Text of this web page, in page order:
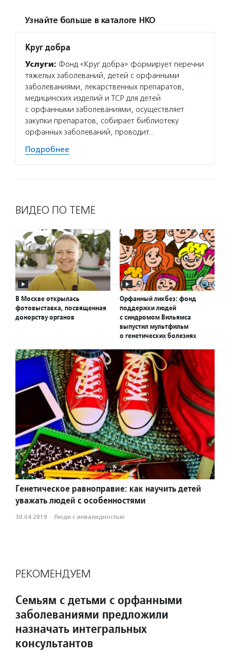
Узнайте больше в каталоге НКО
Круг добра
Услуги: Фонд «Круг добра» формирует перечни
тяжелых заболеваний, детей с орфанными
заболеваниями, лекарственных препаратов,
медицинских изделий и ТСР для детей
с орфанными заболеваниями, осуществляет
закупки препаратов, собирает библиотеку
орфанных заболеваний, проводит…
Подробнее
ВИДЕО ПО ТЕМЕ
В Москве открылась
фотовыставка, посвященная
донорству органов
Орфанный ликбез: фонд
поддержки людей
с синдромом Вильямса
выпустил мультфильм
о генетических болезнях
Генетическое равноправие: как научить детей
уважать людей с особенностями
30.04.2019 · Люди с инвалидностью
РЕКОМЕНДУЕМ
Семьям с детьми с орфанными
заболеваниями предложили
назначать интегральных
консультантов